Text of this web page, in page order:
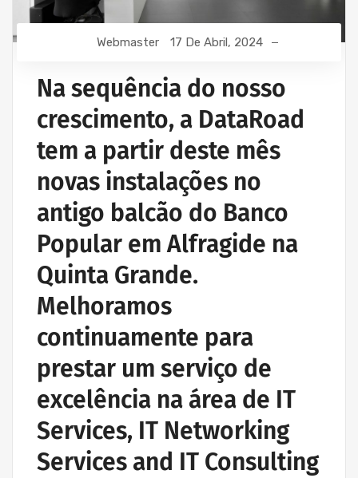
Webmaster 17 De Abril, 2024
Na sequência do nosso
crescimento, a DataRoad
tem a partir deste mês
novas instalações no
antigo balcão do Banco
Popular em Alfragide na
Quinta Grande.
Melhoramos
continuamente para
prestar um serviço de
excelência na área de IT
Services, IT Networking
Services and IT Consulting